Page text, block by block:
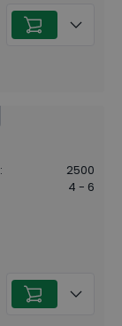
:
2500
4 - 6